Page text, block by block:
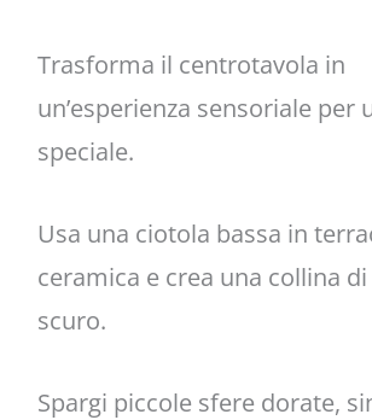
Trasforma il centrotavola in
un’esperienza sensoriale per
speciale.
Usa una ciotola bassa in
ceramica e crea una collina
scuro.
Spargi piccole sfere dorate,